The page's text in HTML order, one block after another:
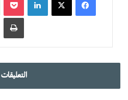
التعليقات